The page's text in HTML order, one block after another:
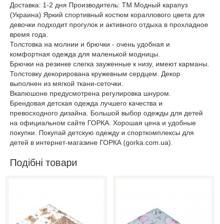
Доставка: 1-2 дня Производитель: ТМ Модный карапуз
(Украина) Яркий спортивный костюм кораллового цвета для
девочки подходит прогулок и активного отдыха в прохладное
время года.
Толстовка на молнии и брючки - очень удобная и
комфортная одежда для маленькой модницы.
Брючки на резинке слегка зауженные к низу, имеют карманы.
Толстовку декорирована кружевным сердцем. Декор
выполнен из мягкой ткани-сеточки.
Вкапюшоне предусмотрена регулировка шнуром.
Брендовая детская одежда лучшего качества и
превосходного дизайна. Большой выбор одежды для детей
на официальном сайте ГОРКА. Хорошая цена и удобные
покупки. Покупай детскую одежду и спорткомплексы для
детей в интернет-магазине ГОРКА (gorka.com.ua).
Подібні товари